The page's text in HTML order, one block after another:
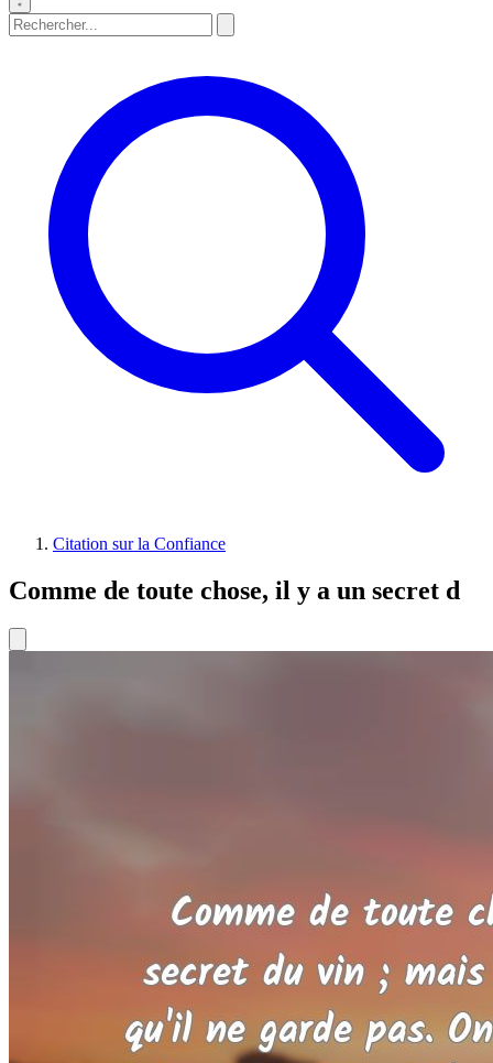
Citation sur la Confiance
Comme de toute chose, il y a un secret d